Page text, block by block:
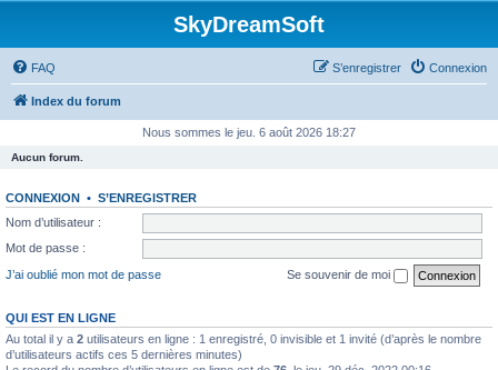
SkyDreamSoft
FAQ Connexion
S’enregistrer
Index du forum
Nous sommes le jeu. 6 août 2026 18:27
Aucun forum.
CONNEXION • S’ENREGISTRER
Nom d’utilisateur :
Mot de passe :
J’ai oublié mon mot de passe
Se souvenir de moi
QUI EST EN LIGNE
Au total il y a 2 utilisateurs en ligne : 1 enregistré, 0 invisible et 1 invité (d’après le nombre
d’utilisateurs actifs ces 5 dernières minutes)